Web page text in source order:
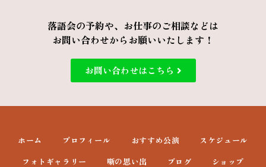
落語会の予約や、お仕事のご相談などは
お問い合わせからお願いいたします！
お問い合わせはこちら
ホーム プロフィール おすすめ公演
スケジュール
フォトギャラリー
噺の思い出 ブログ ショップ